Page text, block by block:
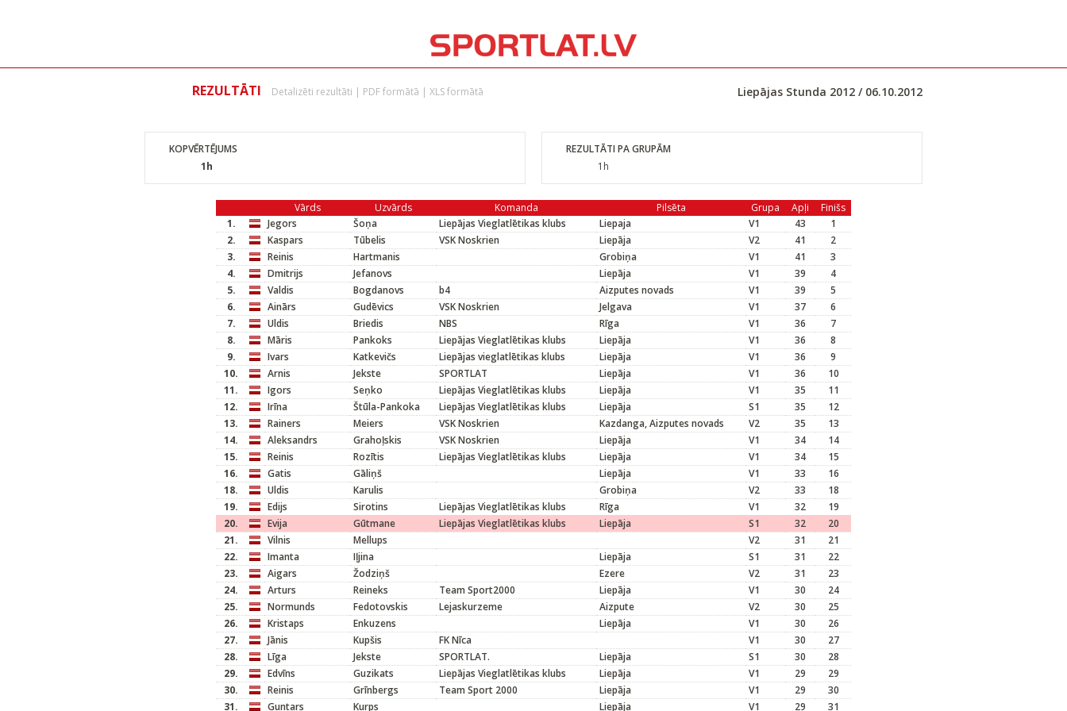
REZULTĀTI Detalizēti rezultāti | PDF formātā | XLS formātā Liepājas Stunda 2012 / 06.10.2012
KOPVĒRTĒJUMS
1h
REZULTĀTI PA GRUPĀM
1h
Vārds Uzvārds Komanda Pilsēta Grupa Apļi
Finišs
1.
Jegors Šoņa Liepājas Vieglatlētikas klubs Liepaja V1 43
1
2.
Kaspars Tūbelis VSK Noskrien Liepāja V2 41
2
3.
Reinis Hartmanis Grobiņa V1 41
3
4.
Dmitrijs Jefanovs Liepāja V1 39
4
5.
Valdis Bogdanovs b4 Aizputes novads V1 39
5
6.
Ainārs Gudēvics VSK Noskrien Jelgava V1 37
6
7.
Uldis Briedis NBS Rīga V1 36
7
8.
Māris Pankoks Liepājas Vieglatlētikas klubs Liepāja V1 36
8
9.
Ivars Katkevičs Liepājas vieglatlētikas klubs Liepāja V1 36
9
10.
Arnis Jekste SPORTLAT Liepāja V1 36
10
11.
Igors Seņko Liepājas Vieglatlētikas klubs Liepāja V1 35
11
12.
Irīna Štūla-Pankoka Liepājas Vieglatlētikas klubs Liepāja S1 35
12
13.
Rainers Meiers VSK Noskrien Kazdanga, Aizputes novads V2 35
13
14.
Aleksandrs Grahoļskis VSK Noskrien Liepāja V1 34
14
15.
Reinis Rozītis Liepājas Vieglatlētikas klubs Liepāja V1 34
15
16.
Gatis Gāliņš Liepāja V1 33
16
18.
Uldis Karulis Grobiņa V2 33
18
19.
Edijs Sirotins Liepājas Vieglatlētikas klubs Rīga V1 32
19
20.
Evija Gūtmane Liepājas Vieglatlētikas klubs Liepāja S1 32
20
21.
Vilnis Mellups V2 31
21
22.
Imanta Iļjina Liepāja S1 31
22
23.
Aigars Žodziņš Ezere V2 31
23
24.
Arturs Reineks Team Sport2000 Liepāja V1 30
24
25.
Normunds Fedotovskis Lejaskurzeme Aizpute V2 30
25
26.
Kristaps Enkuzens Liepāja V1 30
26
27.
Jānis Kupšis FK Nīca V1 30
27
28.
Līga Jekste SPORTLAT. Liepāja S1 30
28
29.
Edvīns Guzikats Liepājas Vieglatlētikas klubs Liepāja V1 29
29
30.
Reinis Grīnbergs Team Sport 2000 Liepāja V1 29
30
31.
Guntars Kurps Liepāja V1 29 31